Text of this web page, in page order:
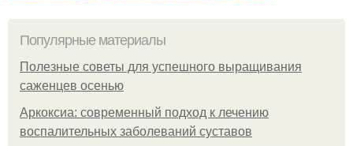
Популярные материалы
Полезные советы для успешного выращивания
саженцев осенью
Аркоксиа: современный подход к лечению
воспалительных заболеваний суставов